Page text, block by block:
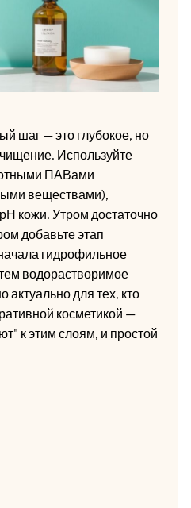
шаг — это глубокое, но
Используйте
ПАВами
веществами),
кожи. Утром достаточно
добавьте этап
гидрофильное
водорастворимое
актуально для тех, кто
косметикой —
к этим слоям, и простой